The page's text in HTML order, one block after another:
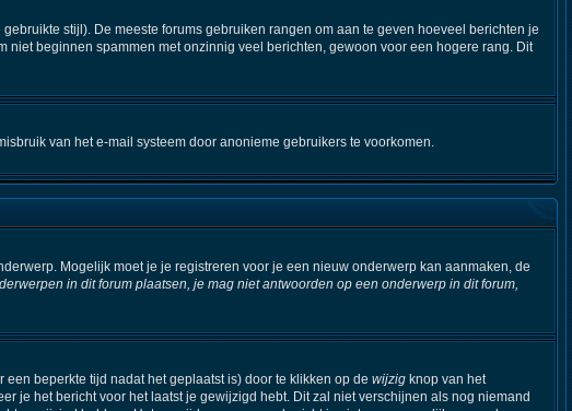
stijl). De meeste forums gebruiken rangen om aan te geven hoeveel berichten je
beginnen spammen met onzinnig veel berichten, gewoon voor een hogere rang. Dit
van het e-mail systeem door anonieme gebruikers te voorkomen.
Mogelijk moet je je registreren voor je een nieuw onderwerp kan aanmaken, de
in dit forum plaatsen, je mag niet antwoorden op een onderwerp in dit forum,
beperkte tijd nadat het geplaatst is) door te klikken op de wijzig knop van het
je het bericht voor het laatst je gewijzigd hebt. Dit zal niet verschijnen als nog niemand